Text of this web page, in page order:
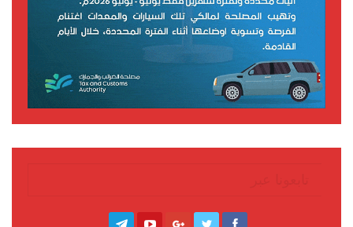
تابعونا عبر